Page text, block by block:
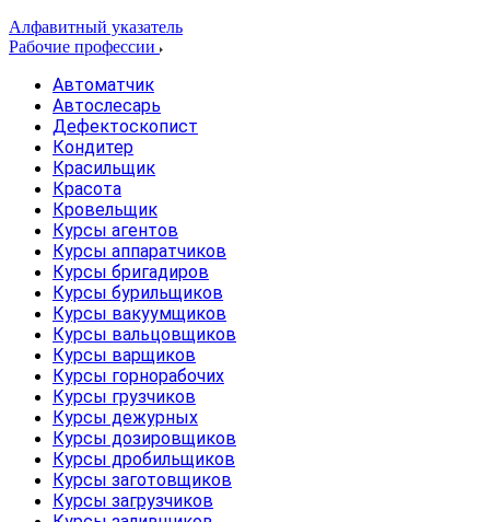
Алфавитный указатель
Рабочие профессии
Автоматчик
Автослесарь
Дефектоскопист
Кондитер
Красильщик
Красота
Кровельщик
Курсы агентов
Курсы аппаратчиков
Курсы бригадиров
Курсы бурильщиков
Курсы вакуумщиков
Курсы вальцовщиков
Курсы варщиков
Курсы горнорабочих
Курсы грузчиков
Курсы дежурных
Курсы дозировщиков
Курсы дробильщиков
Курсы заготовщиков
Курсы загрузчиков